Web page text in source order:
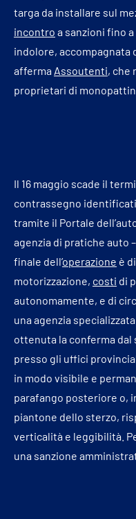
targa da installare sul
incontro a sanzioni fino
indolore, accompagnata
afferma Assoutenti, che
proprietari di
Il 16 maggio scade il
contrassegno
tramite il Portale
agenzia di pratiche auto
finale dell’operazione è
motorizzazione, costi di
autonomamente, e di
una agenzia
ottenuta la conferma dal
presso gli uffici
in modo visibile e
parafango posteriore o,
piantone dello sterzo,
verticalità e leggibilità.
una sanzione